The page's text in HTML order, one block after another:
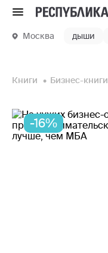
Меню
Москва дыши
Книги Бизнес-книги
-16%